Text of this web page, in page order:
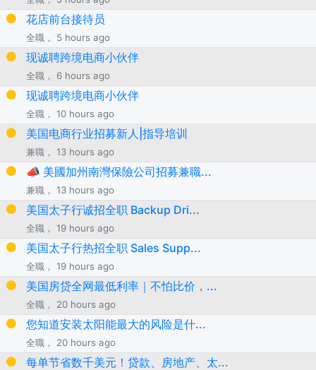
花店前台接待员
全職， 5 hours ago
现诚聘跨境电商小伙伴
全職， 6 hours ago
现诚聘跨境电商小伙伴
全職， 10 hours ago
美国电商行业招募新人|指导培训
兼職， 13 hours ago
📣 美國加州南灣保險公司招募兼職...
兼職， 13 hours ago
美国太子行诚招全职 Backup Dri...
全職， 19 hours ago
美国太子行热招全职 Sales Supp...
全職， 19 hours ago
美国房贷全网最低利率｜不怕比价，...
全職， 20 hours ago
您知道安装太阳能最大的风险是什...
全職， 20 hours ago
每单节省数千美元！贷款、房地产、太...